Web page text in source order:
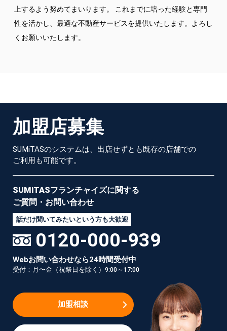
上するよう努めてまいります。 これまでに培った経験と専門
性を活かし、最適な不動産サービスを提供いたします。よろし
くお願いいたします。
加盟店募集
SUMiTASのシステムは、出店せずとも既存の店舗での
ご利用も可能です。
SUMiTASフランチャイズに関する
ご質問・お問い合わせ
話だけ聞いてみたいという方も大歓迎
0120-000-939
Webお問い合わせなら24時間受付中
受付：月〜金（祝祭日を除く）9:00～17:00
加盟相談